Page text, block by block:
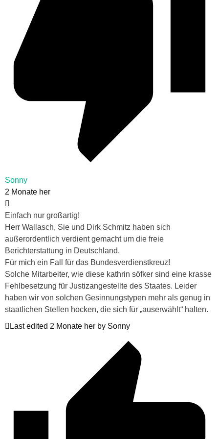
Sonny
2 Monate her
Einfach nur großartig!
Herr Wallasch, Sie und Dirk Schmitz haben sich
außerordentlich verdient gemacht um die freie
Berichterstattung in Deutschland.
Für mich ein Fall für das Bundesverdienstkreuz!
Solche Mitarbeiter, wie diese kathrin söfker sind eine krasse
Fehlbesetzung für Justizangestellte des Staates. Leider
haben wir von solchen Gesinnungstypen mehr als genug in
staatlichen Stellen hocken, die sich für „auserwählt“ halten.
Last edited 2 Monate her by Sonny